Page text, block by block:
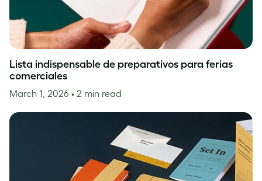
Lista indispensable de preparativos para ferias
comerciales
March 1, 2026 • 2 min read